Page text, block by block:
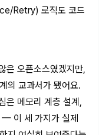
Retry) 로직도 코드
은 오픈소스였겠지만,
의 교과서가 됐어요.
은 메모리 계층 설계,
— 이 세 가지가 실제